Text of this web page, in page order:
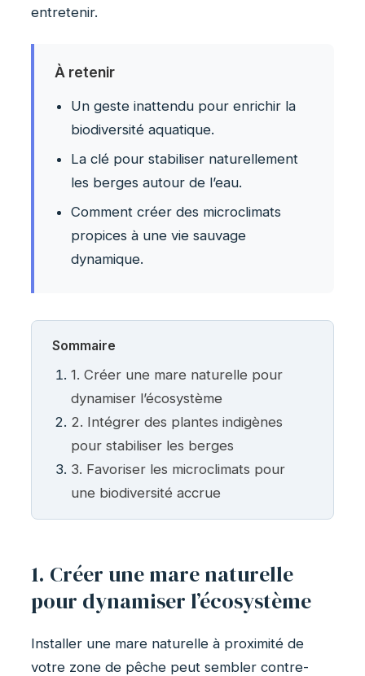
entretenir.
À retenir
Un geste inattendu pour enrichir la
biodiversité aquatique.
La clé pour stabiliser naturellement
les berges autour de l’eau.
Comment créer des microclimats
propices à une vie sauvage
dynamique.
Sommaire
1. Créer une mare naturelle pour
dynamiser l’écosystème
2. Intégrer des plantes indigènes
pour stabiliser les berges
3. Favoriser les microclimats pour
une biodiversité accrue
1. Créer une mare naturelle
pour dynamiser l’écosystème
Installer une mare naturelle à proximité de
votre zone de pêche peut sembler contre-